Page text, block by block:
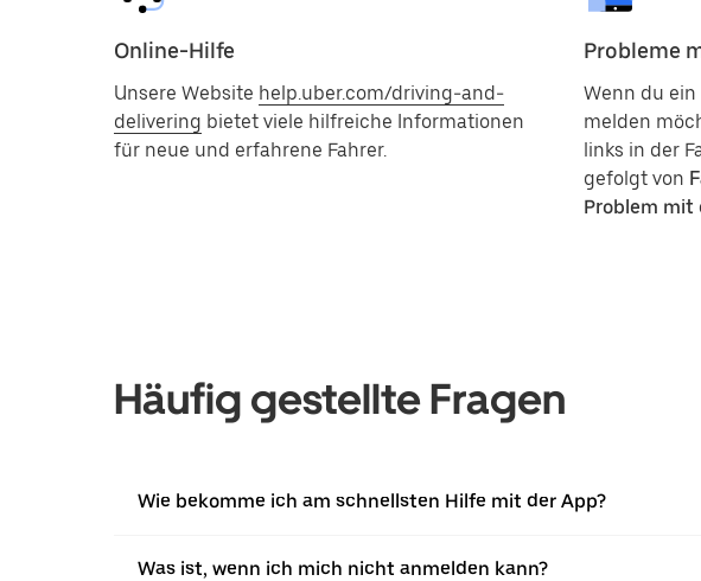
Online-Hilfe
Unsere Website help.uber.com/driving-and-
delivering bietet viele hilfreiche Informationen
für neue und erfahrene Fahrer.
Probleme
Wenn du
melden
links in der
gefolgt von
Problem mit
Häufig gestellte Fragen
Wie bekomme ich am schnellsten Hilfe mit der App?
Was ist, wenn ich mich nicht anmelden kann?